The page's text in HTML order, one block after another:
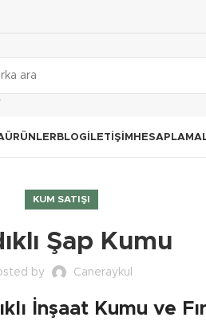
ÜRÜNLER BLOG İLETIŞIM
KUM SATIŞI
Şap Kumu
by Caneraykul
İnşaat Kumu ve